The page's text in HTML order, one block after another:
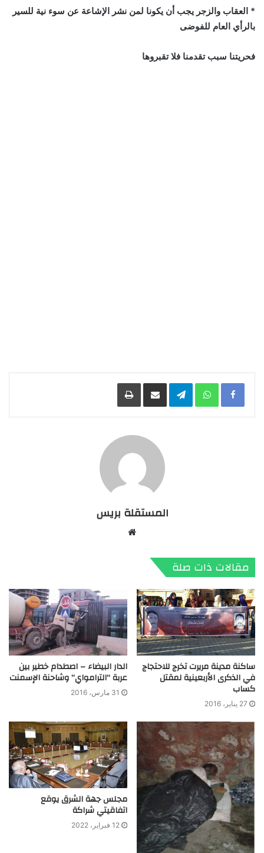
* العقاب والزجر يجب أن يكونا لمن نشر الإشاعة عن سوء نية للسير
بالرأي العام للفوضى
فحريتنا سبب تقدمنا فلا تقبروها
Facebook
WhatsApp
Telegramمشاركة عبر البريد طباعة
المستقلة بريس
مقالات ذات صلة
ساكنة مدينة مريرت تخرج للاحتجاج
في الذكرى الأربعينية لمقتل
كساب
27 يناير، 2016
الدار البيضاء – اصطدام خطير بين
عربة “الترامواي” وشاحنة الإسمنت
31 مارس، 2016
مجلس جهة الشرق يوقع
اتفاقيتي شراكة
12 فبراير، 2022